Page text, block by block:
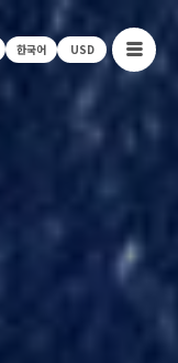
한국어 USD